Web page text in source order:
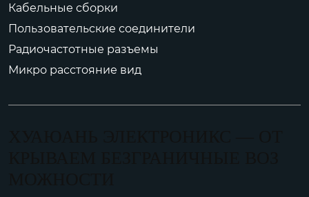
Кабельные сборки
Пользовательские соединители
Радиочастотные разъемы
Микро расстояние вид